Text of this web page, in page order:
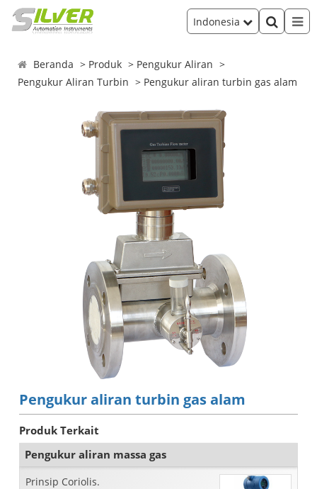
Indonesia
Beranda Produk
Pengukur Aliran
Pengukur Aliran Turbin
Pengukur aliran turbin gas alam
Pengukur aliran turbin gas alam
Produk Terkait
Pengukur aliran massa gas
Prinsip Coriolis.